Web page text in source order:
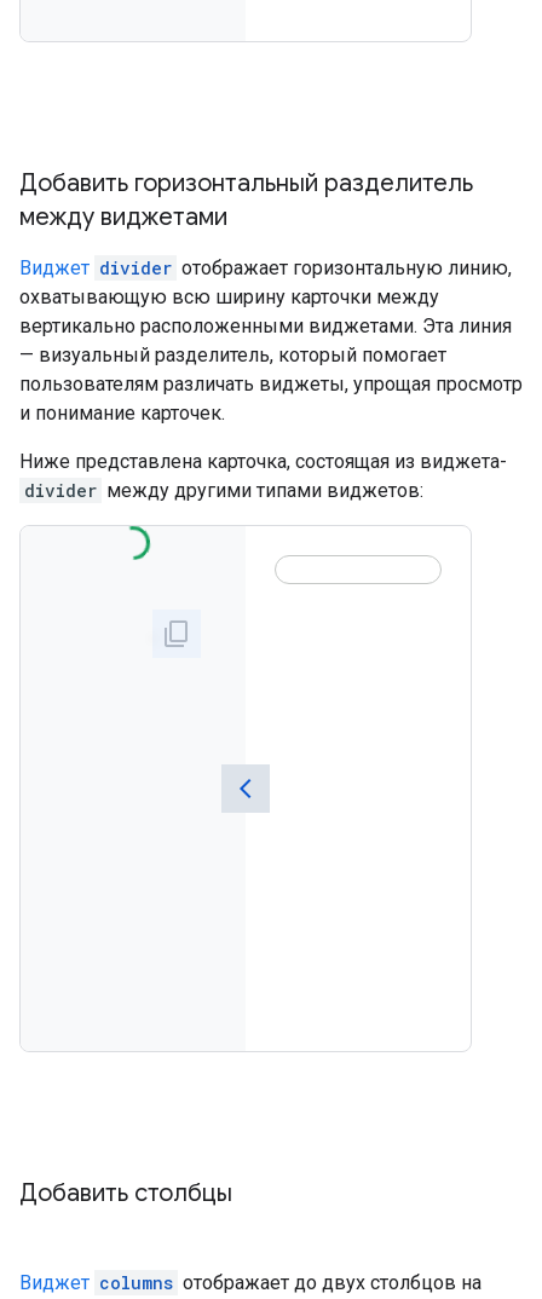
Добавить горизонтальный разделитель
между виджетами
Виджет divider отображает горизонтальную линию,
охватывающую всю ширину карточки между
вертикально расположенными виджетами. Эта линия
— визуальный разделитель, который помогает
пользователям различать виджеты, упрощая просмотр
и понимание карточек.
Ниже представлена ​​карточка, состоящая из виджета-
divider между другими типами виджетов:
Добавить столбцы
Виджет columns отображает до двух столбцов на